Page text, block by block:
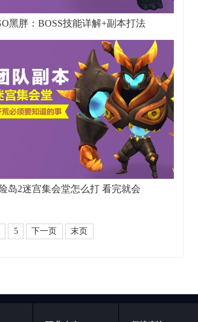
黑胖：BOSS技能详解+副本打法
岛2迷宫集会堂怎么打 看完就会
5 下一页 末页